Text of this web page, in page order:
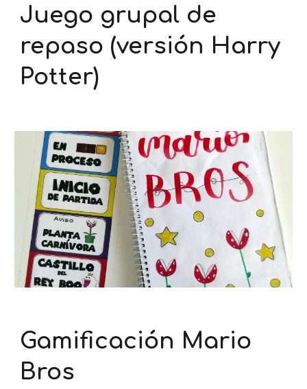
Juego grupal de
repaso (versión Harry
Potter)
Gamificación Mario
Bros